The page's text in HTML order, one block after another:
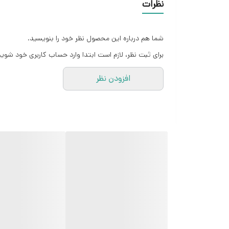
نظرات
شما هم درباره این محصول نظر خود را بنویسید.
برای ثبت نظر، لازم است ابتدا وارد حساب کاربری خود
افزودن نظر